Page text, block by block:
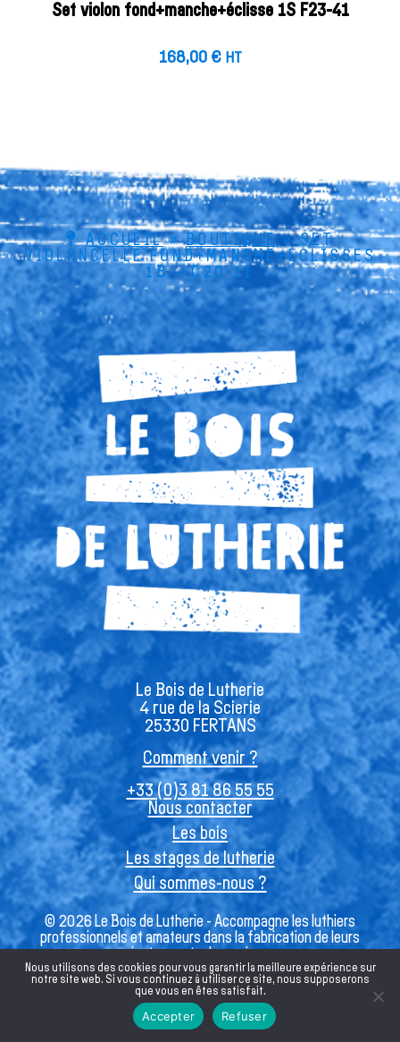
Set violon fond+manche+éclisse 1S F23-41
168,00 € HT
ACCUEIL»BOUTIQUE»SET
VIOLONCELLE FOND+MANCHE+ÉCLISSES
1B – C20-11
Le Bois de Lutherie
4 rue de la Scierie
25330 FERTANS
Comment venir ?
+33 (0)3 81 86 55 55
Nous contacter
Les bois
Les stages de lutherie
Qui sommes-nous ?
© 2026 Le Bois de Lutherie - Accompagne les luthiers
professionnels et amateurs dans la fabrication de leurs
instruments de musique
Français
Nous utilisons des cookies pour vous garantir la meilleure expérience sur
notre site web. Si vous continuez à utiliser ce site, nous supposerons
que vous en êtes satisfait.
Accepter Refuser